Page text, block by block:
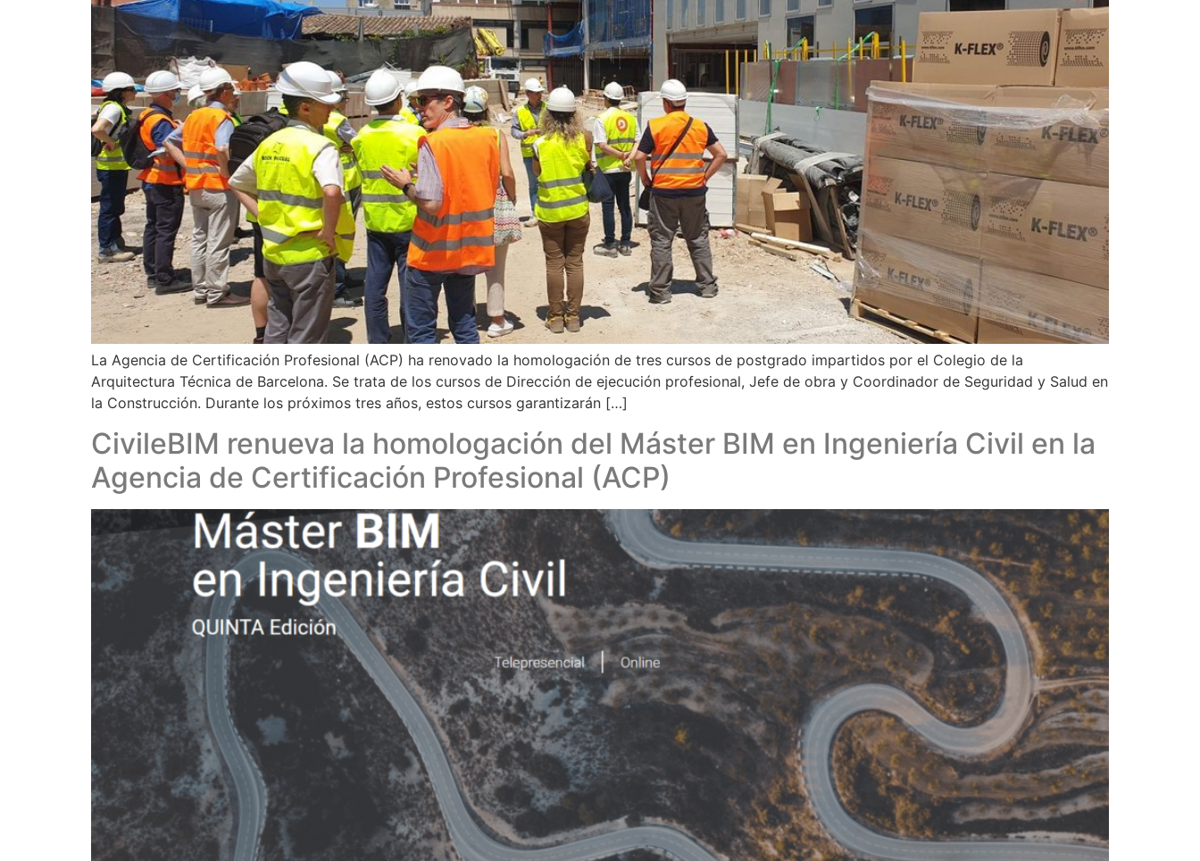
La Agencia de Certificación Profesional (ACP) ha renovado la homologación de tres cursos de postgrado impartidos por el Colegio de la
Arquitectura Técnica de Barcelona. Se trata de los cursos de Dirección de ejecución profesional, Jefe de obra y Coordinador de Seguridad y Salud en
la Construcción. Durante los próximos tres años, estos cursos garantizarán […]
CivileBIM renueva la homologación del Máster BIM en Ingeniería Civil en la
Agencia de Certificación Profesional (ACP)